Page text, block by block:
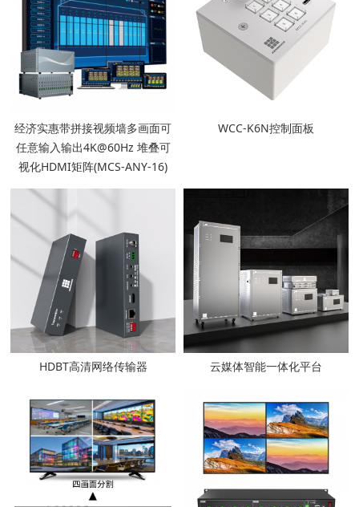
经济实惠带拼接视频墙多画面可
任意输入输出4K@60Hz 堆叠可
视化HDMI矩阵(MCS-ANY-16)
WCC-K6N控制面板
HDBT高清网络传输器 云媒体智能一体化平台